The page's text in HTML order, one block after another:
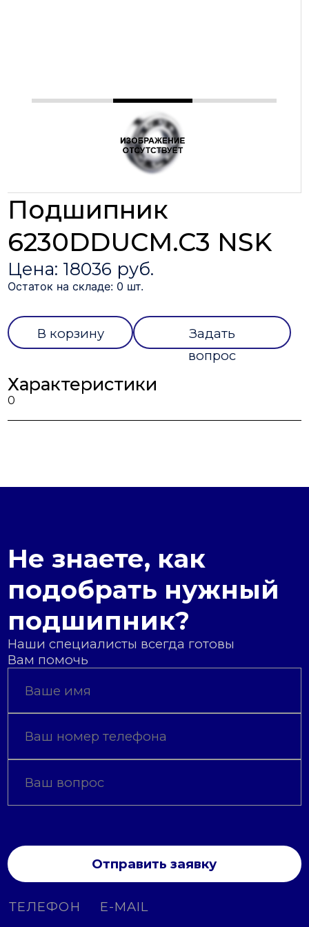
Подшипник
6230DDUCM.C3 NSK
Цена: 18036 руб.
Остаток на складе: 0 шт.
В корзину
Задать
вопрос
Характеристики
0
Не знаете, как
подобрать нужный
подшипник?
Наши специалисты всегда готовы
Вам помочь
Отправить заявку
ТЕЛЕФОН E-MAIL